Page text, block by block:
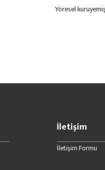
Yöresel
İletişim
İletişim Formu